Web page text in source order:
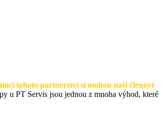
tohoto partnerství si mohou naši členové
u PT Servis jsou jednou z mnoha výhod, které